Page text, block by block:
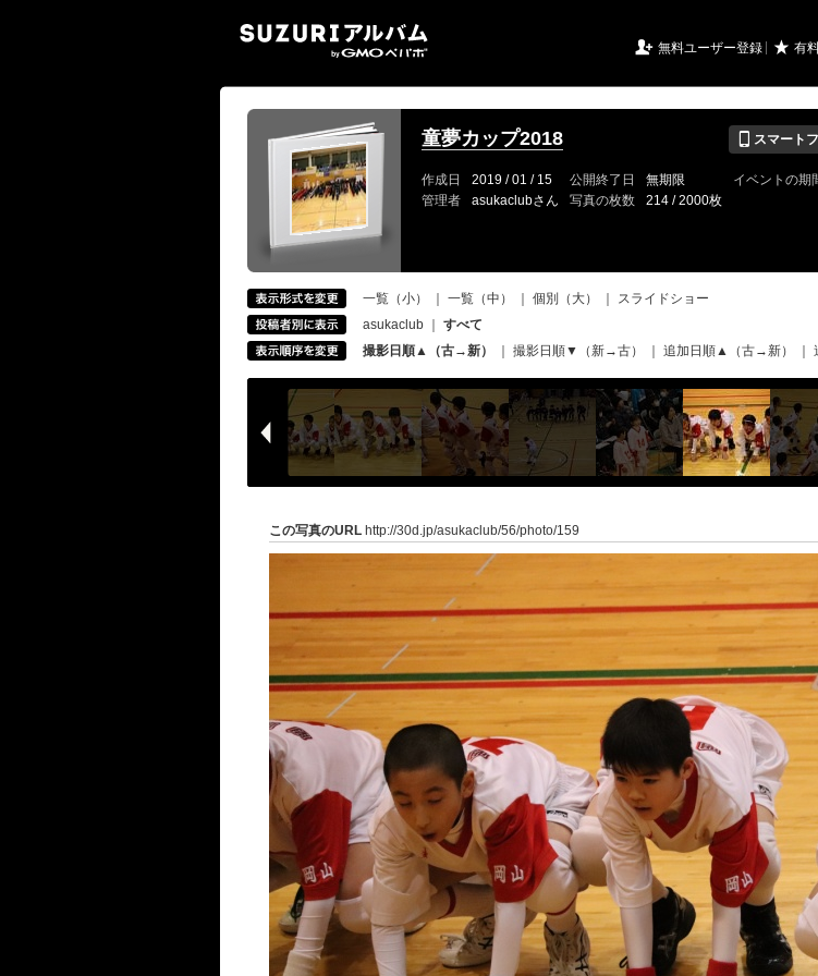
 無料ユーザー登録 ★ 有
童夢カップ2018 📱 スマート
作成日 2019 / 01 / 15 公開終了日 無期限 イベントの期
管理者
asukaclubさん 写真の枚数 214 / 2000枚
一覧（小） 一覧（中） 個別（大）
スライドショー
asukaclub
すべて
撮影日順▲（古→新）
撮影日順▼（新→古） 追加日順▲（古→新）
この写真のURL http://30d.jp/asukaclub/56/photo/159